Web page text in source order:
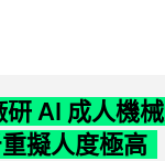
AI 成人機
擬人度極高